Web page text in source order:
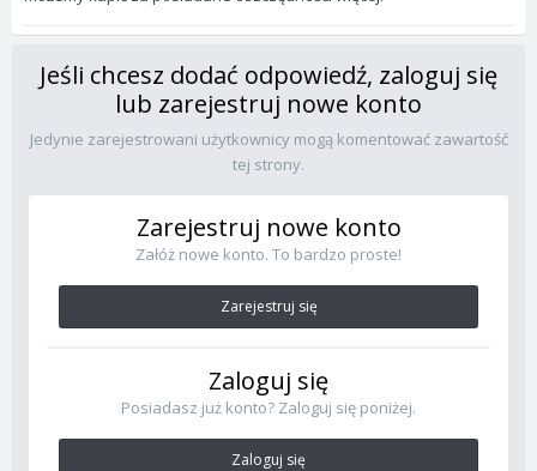
Jeśli chcesz dodać odpowiedź, zaloguj się
lub zarejestruj nowe konto
Jedynie zarejestrowani użytkownicy mogą komentować zawartość
tej strony.
Zarejestruj nowe konto
Załóż nowe konto. To bardzo proste!
Zarejestruj się
Zaloguj się
Posiadasz już konto? Zaloguj się poniżej.
Zaloguj się